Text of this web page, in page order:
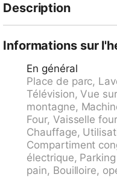
Description
Grimisuat, à 6 km du
tranquille.
bicyclettes, local pour
(en commun).
boulangerie, café 180
Home Les Crêtes"
& Wellness" 9.9 km.
Patinoire 331 m.
dans la même maison.
Informations sur
En général
Place de parc,
Télévision, Vue
montagne,
Four, Vaisselle
Chauffage,
Compartiment
électrique,
pain, Bouilloire,